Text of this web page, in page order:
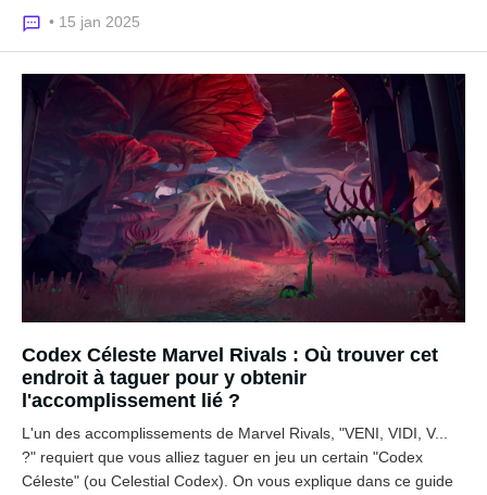
• 15 jan 2025
Codex Céleste Marvel Rivals : Où trouver cet
endroit à taguer pour y obtenir
l'accomplissement lié ?
L'un des accomplissements de Marvel Rivals, "VENI, VIDI, V...
?" requiert que vous alliez taguer en jeu un certain "Codex
Céleste" (ou Celestial Codex). On vous explique dans ce guide